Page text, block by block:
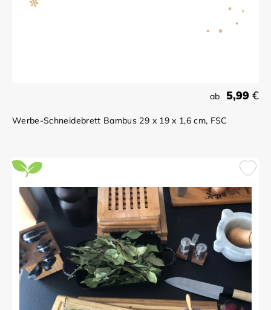
ab 5,99 €
Werbe-Schneidebrett Bambus 29 x 19 x 1,6 cm, FSC